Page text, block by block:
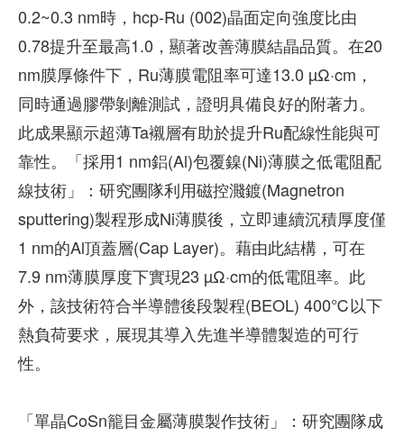
0.2~0.3 nm時，hcp-Ru (002)晶面定向強度比由
0.78提升至最高1.0，顯著改善薄膜結晶品質。在20
nm膜厚條件下，Ru薄膜電阻率可達13.0 µΩ·cm，
同時通過膠帶剝離測試，證明具備良好的附著力。
此成果顯示超薄Ta襯層有助於提升Ru配線性能與可
靠性。「採用1 nm鋁(Al)包覆鎳(Ni)薄膜之低電阻配
線技術」：研究團隊利用磁控濺鍍(Magnetron
sputtering)製程形成Ni薄膜後，立即連續沉積厚度僅
1 nm的Al頂蓋層(Cap Layer)。藉由此結構，可在
7.9 nm薄膜厚度下實現23 µΩ·cm的低電阻率。此
外，該技術符合半導體後段製程(BEOL) 400℃以下
熱負荷要求，展現其導入先進半導體製造的可行
性。
「單晶CoSn籠目金屬薄膜製作技術」：研究團隊成